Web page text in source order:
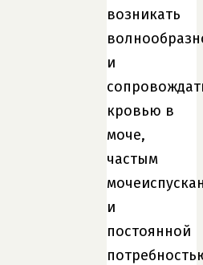
возникать
и
кровью в
моче,
частым
и
постоянной